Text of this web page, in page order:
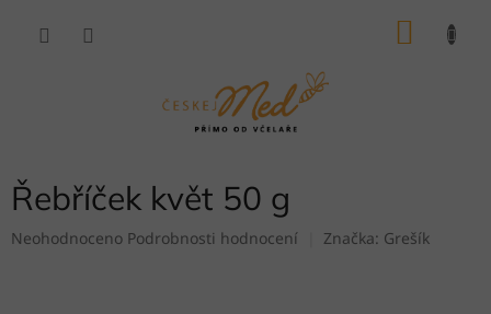
Řebříček květ 50 g
Průměrné
Neohodnoceno Podrobnosti hodnocení Značka: Grešík